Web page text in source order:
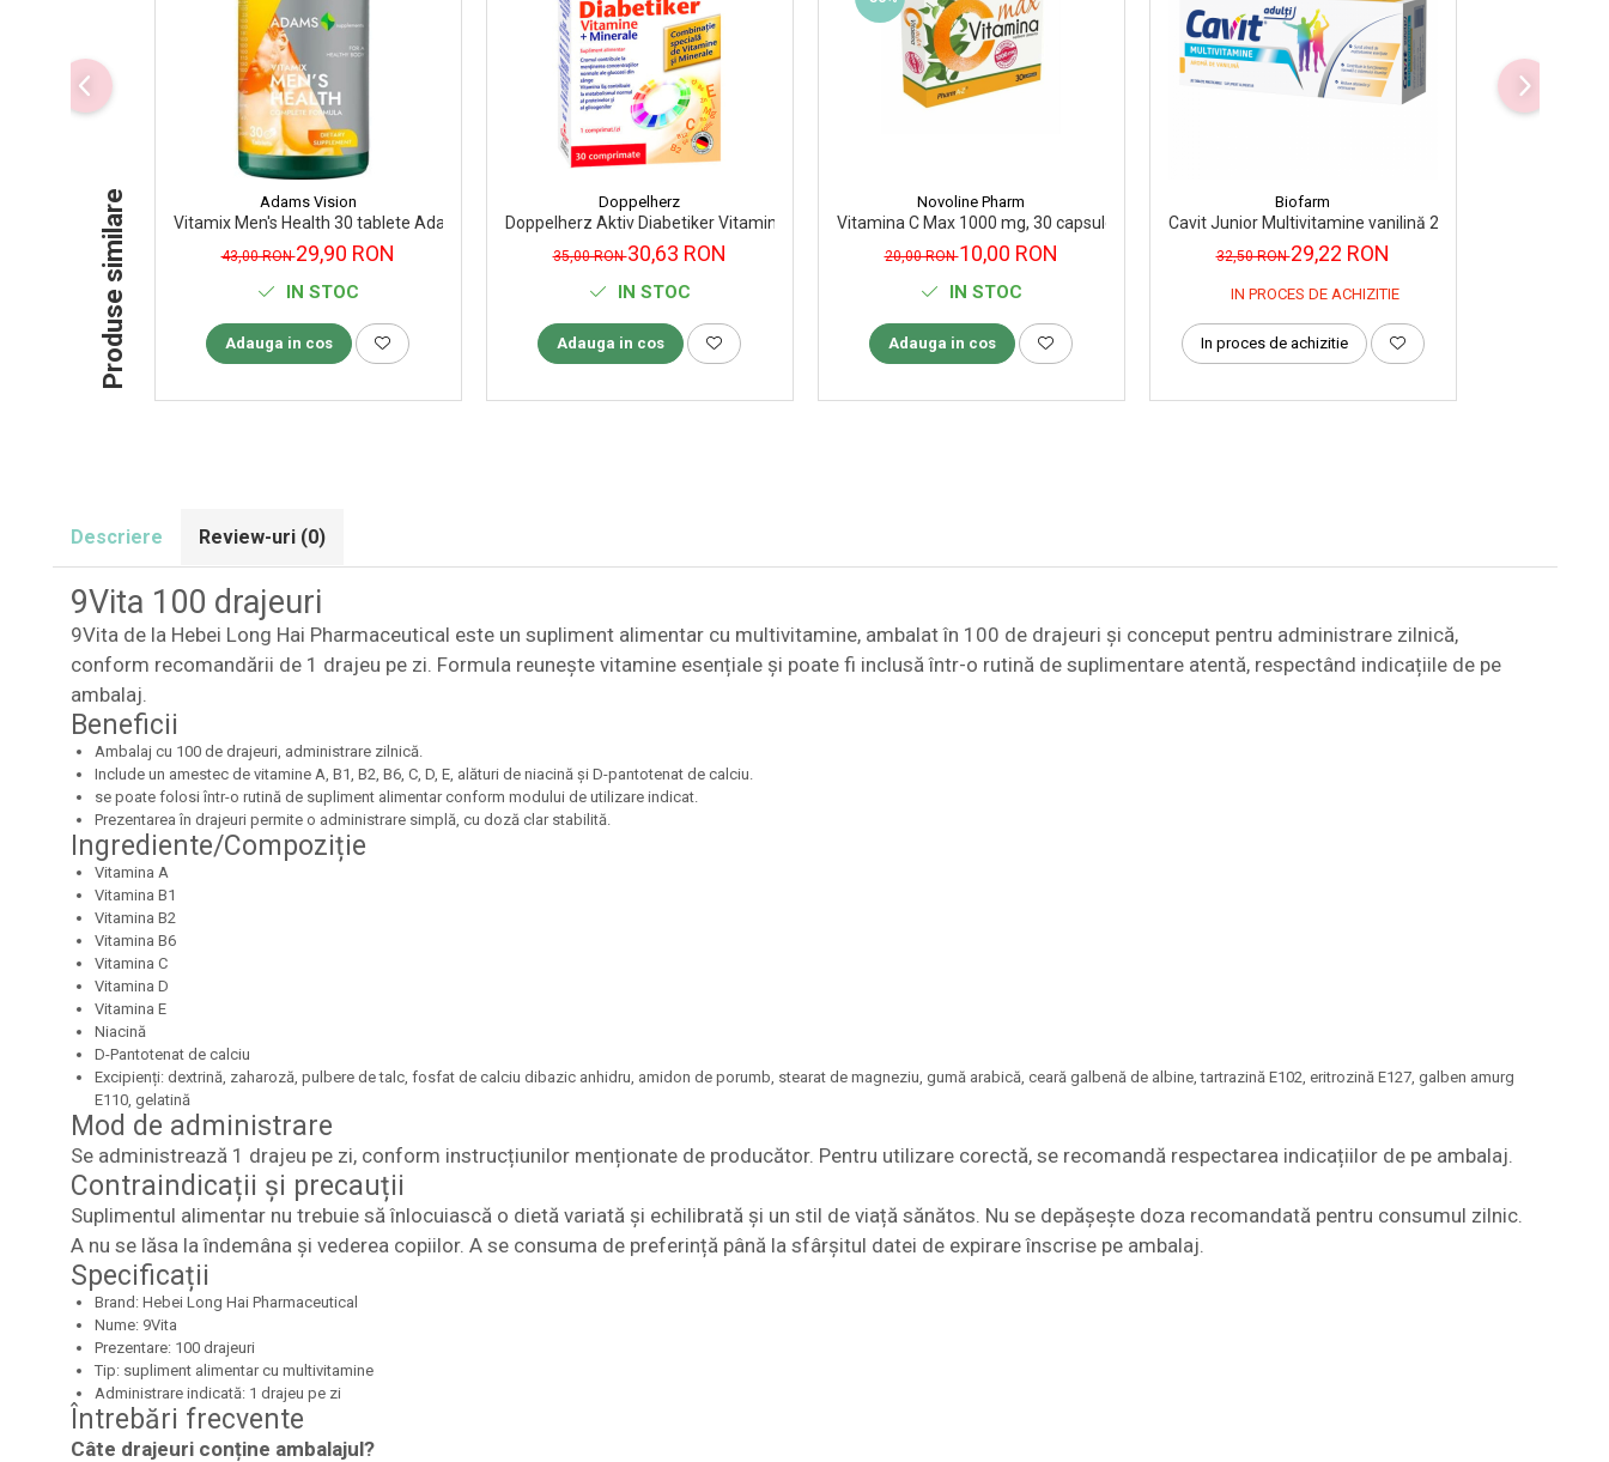
Supliment Vitamina E
Supliment Zinc
Vitamine si minerale
Produse similare Adams Vision
Vitamix Men's Health 30 tablete Adams Vision
43,00 RON29,90 RON
IN STOC
Adauga in cos
Doppelherz
Doppelherz Aktiv Diabetiker Vitamine+Minerale 30 comprimate
35,00 RON30,63 RON
IN STOC
Adauga in cos
Novoline Pharm
Vitamina C Max 1000 mg, 30 capsule, Pharm A-Z
20,00 RON10,00 RON
IN STOC
Adauga in cos
Biofarm
Cavit Junior Multivitamine vanilină 20 tablete masticabile
32,50 RON29,22 RON
IN PROCES DE ACHIZITIE
In proces de achizitie
Descriere Review-uri (0)
9Vita 100 drajeuri
9Vita de la Hebei Long Hai Pharmaceutical este un supliment alimentar cu multivitamine, ambalat în 100 de drajeuri și conceput pentru administrare zilnică,
conform recomandării de 1 drajeu pe zi. Formula reunește vitamine esențiale și poate fi inclusă într-o rutină de suplimentare atentă, respectând indicațiile de pe
ambalaj.
Beneficii
Ambalaj cu 100 de drajeuri, administrare zilnică.
Include un amestec de vitamine A, B1, B2, B6, C, D, E, alături de niacină și D-pantotenat de calciu.
se poate folosi într-o rutină de supliment alimentar conform modului de utilizare indicat.
Prezentarea în drajeuri permite o administrare simplă, cu doză clar stabilită.
Ingrediente/Compoziție
Vitamina A
Vitamina B1
Vitamina B2
Vitamina B6
Vitamina C
Vitamina D
Vitamina E
Niacină
D-Pantotenat de calciu
Excipienți: dextrină, zaharoză, pulbere de talc, fosfat de calciu dibazic anhidru, amidon de porumb, stearat de magneziu, gumă arabică, ceară galbenă de albine, tartrazină E102, eritrozină E127, galben amurg
E110, gelatină
Mod de administrare
Se administrează 1 drajeu pe zi, conform instrucțiunilor menționate de producător. Pentru utilizare corectă, se recomandă respectarea indicațiilor de pe ambalaj.
Contraindicații și precauții
Suplimentul alimentar nu trebuie să înlocuiască o dietă variată și echilibrată și un stil de viață sănătos. Nu se depășește doza recomandată pentru consumul zilnic.
A nu se lăsa la îndemâna și vederea copiilor. A se consuma de preferință până la sfârșitul datei de expirare înscrise pe ambalaj.
Specificații
Brand: Hebei Long Hai Pharmaceutical
Nume: 9Vita
Prezentare: 100 drajeuri
Tip: supliment alimentar cu multivitamine
Administrare indicată: 1 drajeu pe zi
Întrebări frecvente
Câte drajeuri conține ambalajul?